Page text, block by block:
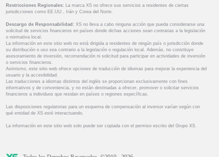
Restricciones Regionales: La marca XS no ofrece sus servicios a residentes de ciertas
jurisdicciones como EE.UU., Irán y Corea del Norte.
Descargo de Responsabilidad: XS no lleva a cabo ninguna acción que pueda considerarse una
solicitud de servicios financieros en países donde dichas acciones sean contrarias a la legislación
o normativa local.
La información en este sitio web no está dirigida a residentes de ningún país o jurisdicción donde
su distribución o uso sea contrario a la legislación o regulación local. Además, no constituye
asesoramiento de inversión, recomendación ni solicitud para participar en actividades de inversión
o servicios financieros.
Asimismo, este sitio web ofrece opciones de traducción de idiomas para mejorar la experiencia del
usuario y la accesibilidad.
Las traducciones a idiomas distintos del inglés se proporcionan exclusivamente con fines
informativos y de conveniencia, y no están destinadas a ofrecer, promover o solicitar servicios
financieros a individuos que residan en países o regiones específicas.
Las disposiciones regulatorias para un esquema de compensación al inversor varían según con
qué entidad de XS esté interactuando.
La información en este sitio web solo puede ser copiada con el permiso escrito del Grupo XS.